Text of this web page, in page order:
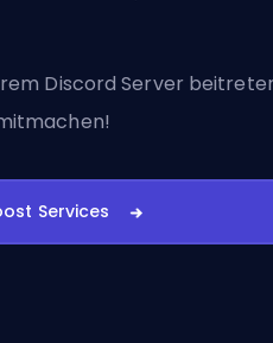
Discord Server
Services